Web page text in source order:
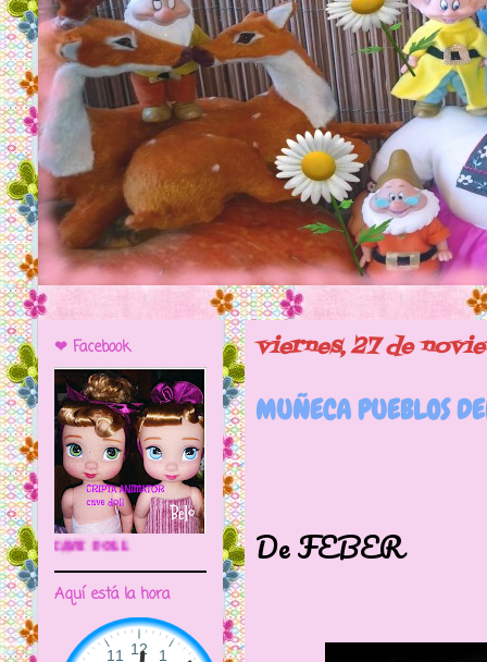
viernes, 27 de
MUÑECA PUEBLOS
De FEBER
❤ Facebook
🌼CRIPTA ANIMATOR CAVE DOLL
Aquí está la hora